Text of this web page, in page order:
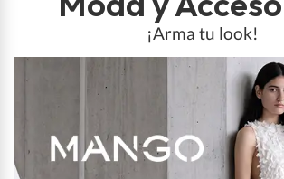
¡Arma tu look!